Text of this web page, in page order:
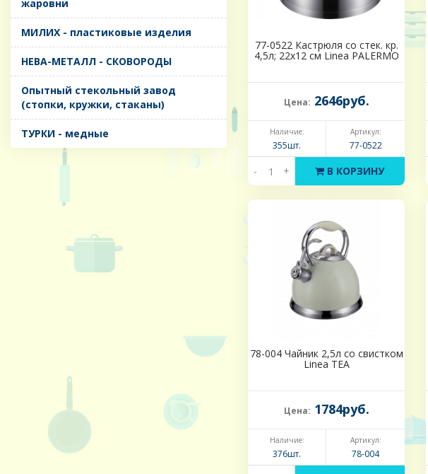
жаровни
МИЛИХ - пластиковые изделия
НЕВА-МЕТАЛЛ - СКОВОРОДЫ
Опытный стекольный завод
(стопки, кружки, стаканы)
ТУРКИ - медные
77-0522 Кастрюля со стек. кр.
4,5л; 22х12 см Linea PALERMO
Цена: 2646руб.
Наличие:
355шт.
Артикул:
77-0522
- + В КОРЗИНУ
78-004 Чайник 2,5л со свистком
Linea TEA
Цена: 1784руб.
Наличие:
376шт.
Артикул:
78-004